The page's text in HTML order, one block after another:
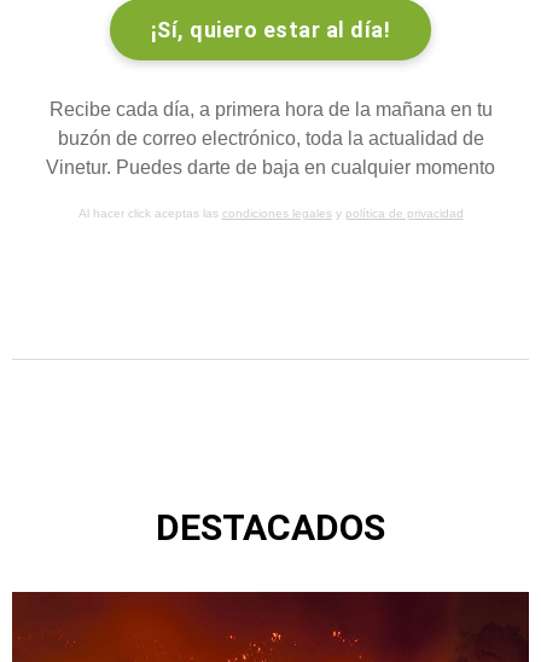
Recibe cada día, a primera hora de la mañana en tu
buzón de correo electrónico, toda la actualidad de
Vinetur. Puedes darte de baja en cualquier momento
Al hacer click aceptas las condiciones legalesy política de privacidad
DESTACADOS